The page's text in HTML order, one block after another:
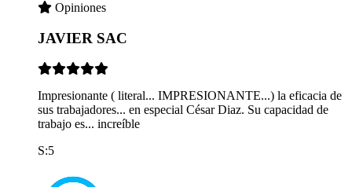
Opiniones
JAVIER SAC
Impresionante ( literal... IMPRESIONANTE...) la eficacia de
sus trabajadores... en especial César Diaz. Su capacidad de
trabajo es... increíble
S:5